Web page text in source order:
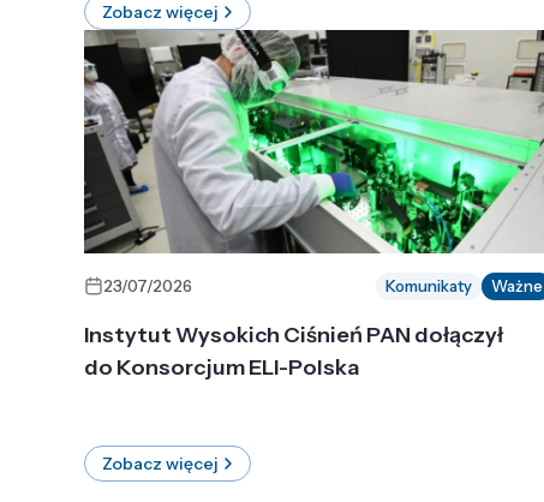
Zobacz więcej
23/07/2026 Komunikaty Ważne
Instytut Wysokich Ciśnień PAN dołączył
do Konsorcjum ELI-Polska
Zobacz więcej